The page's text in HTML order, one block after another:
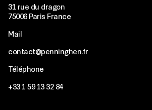
31 rue du dragon
75006 Paris France
Mail
contact@penninghen.fr
Téléphone
+331 59 13 32 84